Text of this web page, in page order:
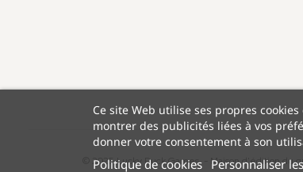
© 2025 Lucky Duck Games - Maison d'édition du
Ce site Web utilise ses propres
montrer des publicités liées à vos
donner votre consentement à son
Politique de cookies Personnaliser